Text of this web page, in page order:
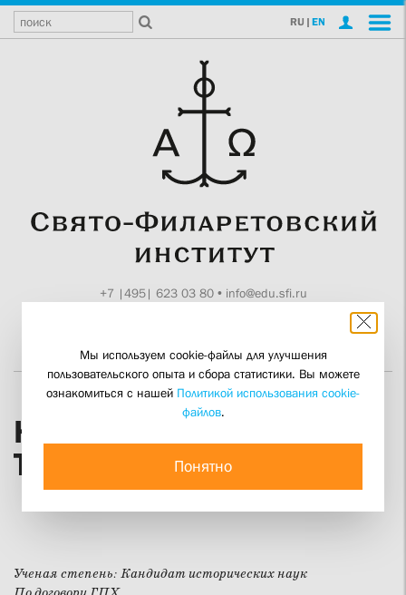
RU | EN
+7 |495| 623 03 80• info@edu.sfi.ru
Наталья Петровна
Тимофеева
Ученая степень: Кандидат исторических наук
Мы используем cookie-файлы для улучшения
пользовательского опыта и сбора статистики. Вы можете
ознакомиться с нашей Политикой использования cookie-
файлов.
Понятно